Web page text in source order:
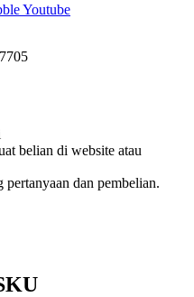
Youtube
belian di website atau
pertanyaan dan pembelian.